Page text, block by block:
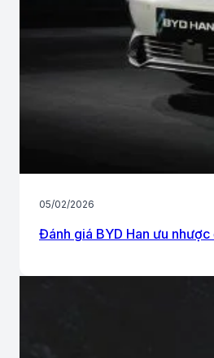
05/02/2026
Đánh giá BYD Han ưu